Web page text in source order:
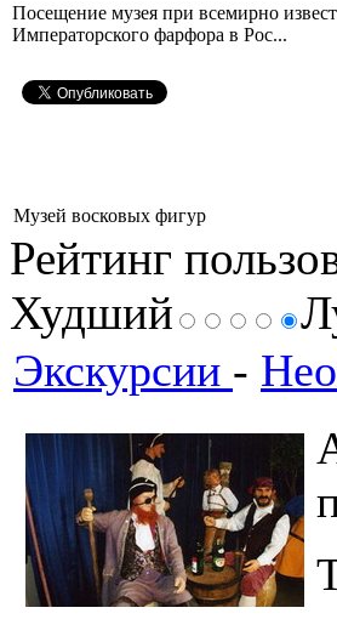
Посещение музея при всемирно
Императорского фарфора в Рос...
Музей восковых фигур
Рейтинг
Худший
Экскурсии -